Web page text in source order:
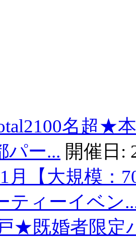
名超★
パー... 開催日:
月【大規模：
ティーイベン
★既婚者限定